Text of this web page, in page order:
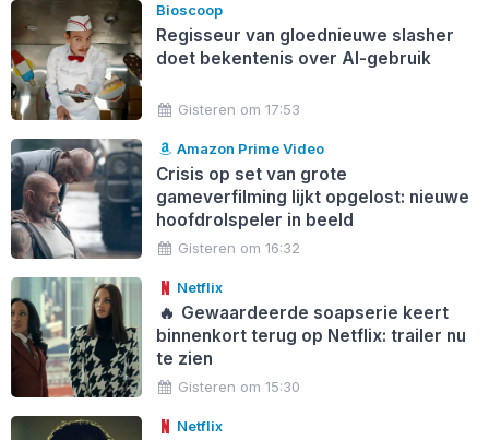
Bioscoop
Regisseur van gloednieuwe slasher
doet bekentenis over AI-gebruik
Gisteren om 17:53
Amazon Prime Video
Crisis op set van grote
gameverfilming lijkt opgelost: nieuwe
hoofdrolspeler in beeld
Gisteren om 16:32
Netflix
🔥 Gewaardeerde soapserie keert
binnenkort terug op Netflix: trailer nu
te zien
Gisteren om 15:30
Netflix